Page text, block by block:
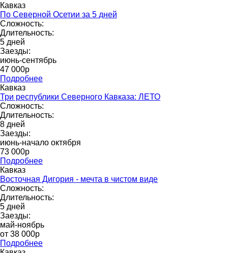
Кавказ
По Северной Осетии за 5 дней
Сложность:
Длительность:
5 дней
Заезды:
июнь-сентябрь
47 000р
Подробнее
Кавказ
Три республики Северного Кавказа: ЛЕТО
Сложность:
Длительность:
8 дней
Заезды:
июнь-начало октября
73 000p
Подробнее
Кавказ
Восточная Дигория - мечта в чистом виде
Сложность:
Длительность:
5 дней
Заезды:
май-ноябрь
от 38 000p
Подробнее